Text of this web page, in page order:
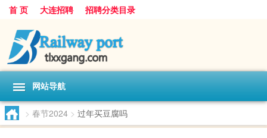
首 页 大连招聘 招聘分类目录
网站导航
> 春节2024 > 过年买豆腐吗